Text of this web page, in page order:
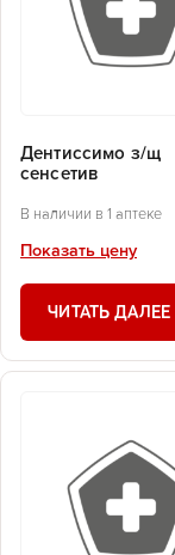
Дентиссимо з/щ
сенсетив
В наличии в 1 аптеке
Показать цену
ЧИТАТЬ ДАЛЕЕ